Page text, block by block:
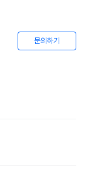
문의하기